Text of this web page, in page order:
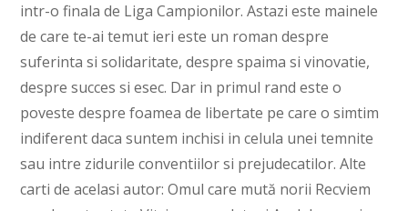
intr-o finala de Liga Campionilor. Astazi este mainele
de care te-ai temut ieri este un roman despre
suferinta si solidaritate, despre spaima si vinovatie,
despre succes si esec. Dar in primul rand este o
poveste despre foamea de libertate pe care o simtim
indiferent daca suntem inchisi in celula unei temnite
sau intre zidurile conventiilor si prejudecatilor. Alte
carti de acelasi autor: Omul care mută norii Recviem